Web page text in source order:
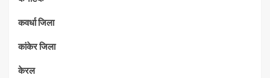
कवर्धा जिला
कांकेर जिला
केरल